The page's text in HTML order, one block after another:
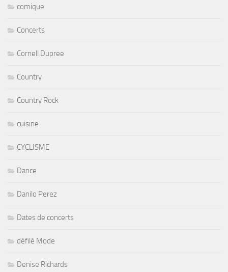
comique
Concerts
Cornell Dupree
Country
Country Rock
cuisine
CYCLISME
Dance
Danilo Perez
Dates de concerts
défilé Mode
Denise Richards